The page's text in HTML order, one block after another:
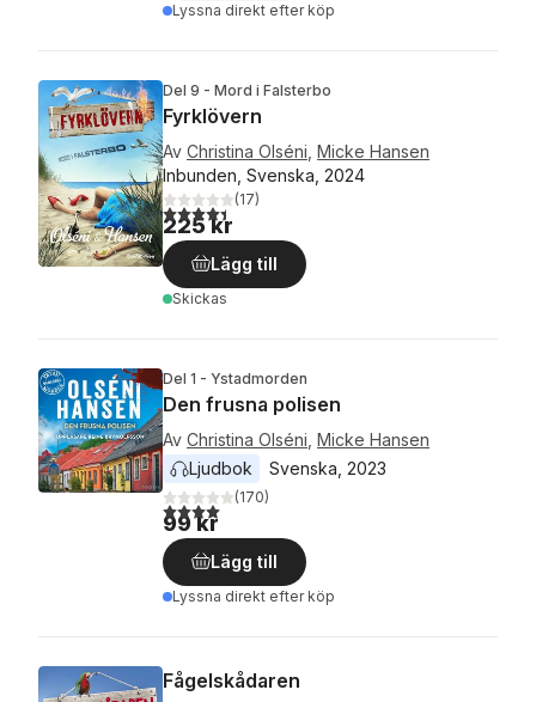
Lyssna direkt efter köp
Del 9 - Mord i Falsterbo
Fyrklövern
Av Christina Olséni Micke Hansen
Inbunden, Svenska, 2024
4,4utav 5 stjärnor. Totalt antal röster:
(17)
225 kr
Lägg till
Skickas
Del 1 - Ystadmorden
Den frusna polisen
Av Christina Olséni Micke Hansen
Ljudbok
Svenska 2023
4,0utav 5 stjärnor. Totalt antal röster:
(170)
99 kr
Lägg till
Lyssna direkt efter köp
Fågelskådaren